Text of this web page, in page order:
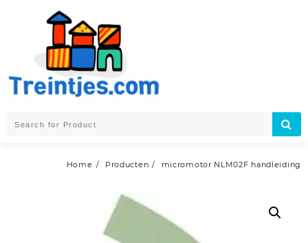
Home Producten micromotor NLM02F handleiding